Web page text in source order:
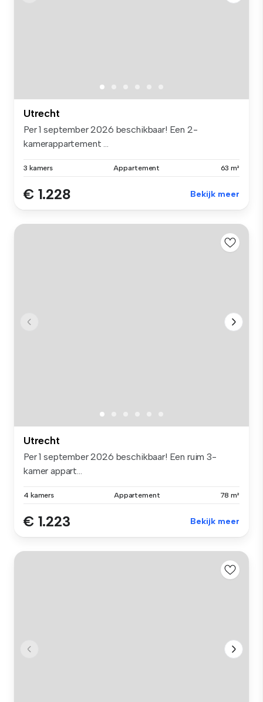
Utrecht
Per 1 september 2026 beschikbaar! Een 2-
kamerappartement ...
3 kamers Appartement 63 m²
€ 1.228 Bekijk meer
Utrecht
Per 1 september 2026 beschikbaar! Een ruim 3-
kamer appart...
4 kamers Appartement 78 m²
€ 1.223 Bekijk meer